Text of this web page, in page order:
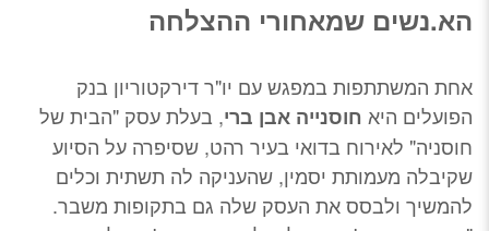
הא.נשים שמאחורי ההצלחה
אחת המשתתפות במפגש עם יו"ר דירקטוריון בנק
הפועלים היא חוסנייה אבן ברי, בעלת עסק "הבית של
חוסניה" לאירוח בדואי בעיר רהט, שסיפרה על הסיוע
שקיבלה מעמותת יסמין, שהעניקה לה תשתית וכלים
להמשיך ולבסס את העסק שלה גם בתקופות משבר.